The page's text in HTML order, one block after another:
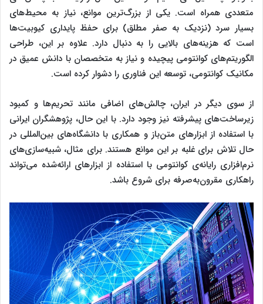
متعددی همراه است. یکی از بزرگ‌ترین موانع، نیاز به محیط‌های
بسیار سرد (نزدیک به صفر مطلق) برای حفظ پایداری کیوبیت‌ها
است که هزینه‌های بالایی را به دنبال دارد. علاوه بر این، طراحی
الگوریتم‌های کوانتومی پیچیده و نیاز به متخصصان با دانش عمیق در
مکانیک کوانتومی، توسعه این فناوری را دشوار کرده است.
از سوی دیگر در ایران، چالش‌های اضافی مانند تحریم‌ها و کمبود
زیرساخت‌های پیشرفته نیز وجود دارد. با این حال، پژوهشگران ایرانی
با استفاده از ابزارهای متن‌باز و همکاری با دانشگاه‌های بین‌المللی در
حال تلاش برای غلبه بر این موانع هستند. برای مثال، شبیه‌سازی‌های
نرم‌افزاری رایانه‌ی کوانتومی با استفاده از ابزارهای ارائه‌شده می‌تواند
راهکاری مقرون‌به‌صرفه برای شروع باشد.